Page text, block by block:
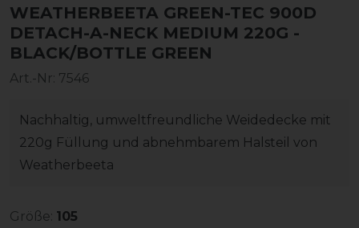
WEATHERBEETA GREEN-TEC 900D
DETACH-A-NECK MEDIUM 220G -
BLACK/BOTTLE GREEN
Art.-Nr: 7546
Nachhaltig, umweltfreundliche Weidedecke mit
220g Füllung und abnehmbarem Halsteil von
Weatherbeeta
Größe: 105